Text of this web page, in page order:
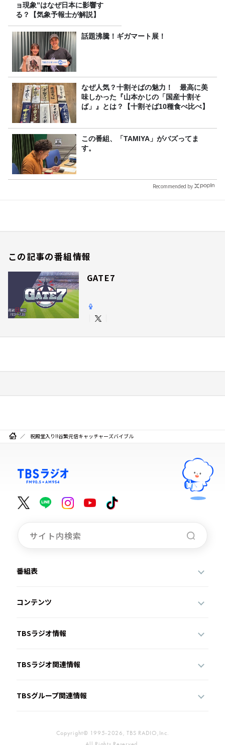
ョ現象”はなぜ日本に影響す
る？【気象予報士が解説】
話題沸騰！ギガマート展！
なぜ人気？十割そばの魅力！ 最高に美
味しかった『山本かじの「国産十割そ
ば」』とは？【十割そば10種食べ比べ】
この番組、「TAMIYA」がバズってま
す。
Recommended by
この記事の番組情報
GATE7
祝殿堂入り!!谷繁元信キャッチャーズバイブル
番組表
コンテンツ
TBSラジオ情報
TBSラジオ関連情報
TBSグループ関連情報
Copyright© 1995-2026, TBS RADIO,Inc.